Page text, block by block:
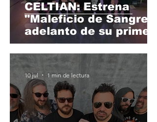
CELTIAN: Estrena
"Maleficio de Sangre",
adelanto de su primer
álbum en directo.
(20/11)
10 jul 1 min de lectura